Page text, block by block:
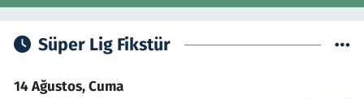
Süper Lig Fikstür
14 Ağustos, Cuma